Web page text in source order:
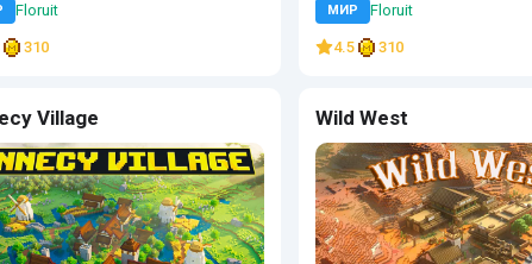
Floruit
310
МИР Floruit
4.5 310
Village Wild West